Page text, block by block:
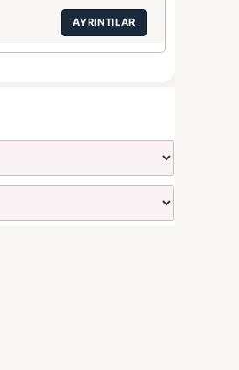
AYRINTILAR